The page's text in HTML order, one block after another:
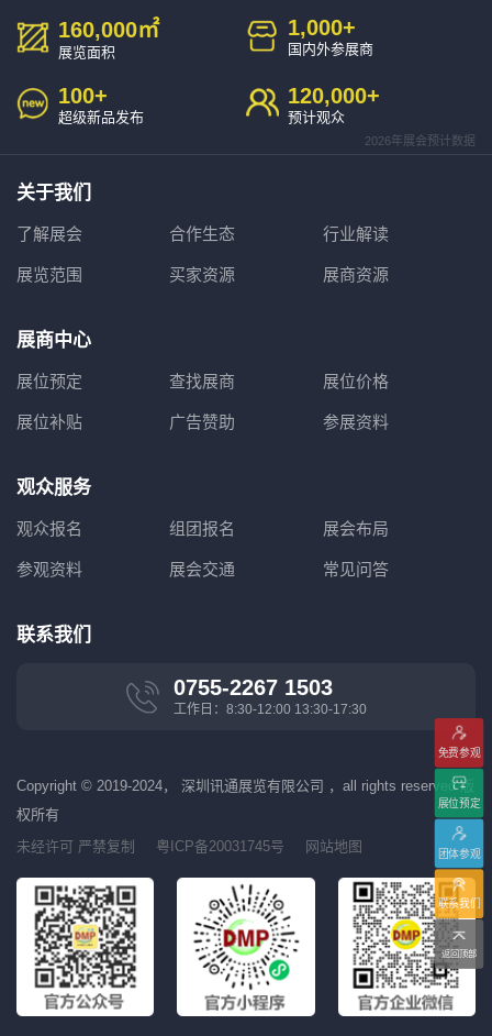
160,000㎡
展览面积
1,000+
国内外参展商
100+
超级新品发布
120,000+
预计观众
2026年展会预计数据
关于我们
了解展会 合作生态 行业解读
展览范围 买家资源 展商资源
展商中心
展位预定 查找展商 展位价格
展位补贴 广告赞助 参展资料
观众服务
观众报名 组团报名 展会布局
参观资料 展会交通 常见问答
联系我们
0755-2267 1503
工作日：8:30-12:00 13:30-17:30
Copyright © 2019-2024， 深圳讯通展览有限公司 ，all rights reserved 版
权所有
未经许可 严禁复制
粤ICP备20031745号 网站地图
免费参观
展位预定
团体参观
联系我们
返回顶部